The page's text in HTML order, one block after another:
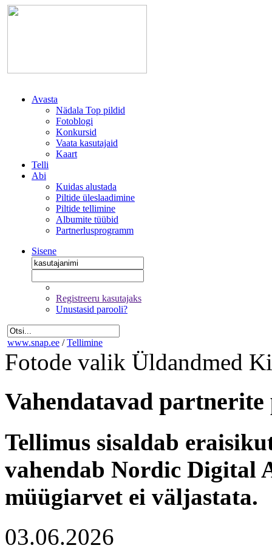
Avasta
Nädala Top pildid
Fotoblogi
Konkursid
Vaata kasutajaid
Kaart
Telli
Abi
Kuidas alustada
Piltide üleslaadimine
Piltide tellimine
Albumite tüübid
Partnerlusprogramm
Sisene
Registreeru kasutajaks
Unustasid parooli?
www.snap.ee / Tellimine
Fotode valik Üldandmed
Vahendatavad
Tellimus sisaldab
vahendab Nordic Digital
müügiarvet ei väljastata.
03.06.2026